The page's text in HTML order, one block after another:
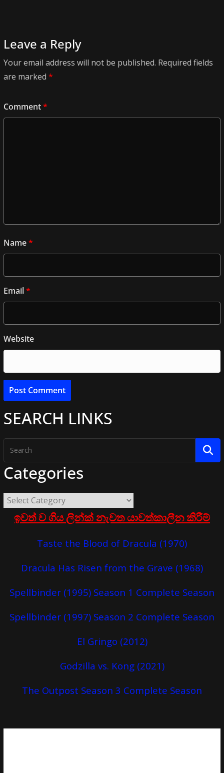
Leave a Reply
Your email address will not be published. Required fields
are marked *
Comment*
Name*
Email*
Website
SEARCH LINKS
Categories
ඉවත් ව ගිය ලින්ක් නැවත යාවත්කාලීන කිරීම්
Taste the Blood of Dracula (1970)
Dracula Has Risen from the Grave (1968)
Spellbinder (1995) Season 1 Complete Season
Spellbinder (1997) Season 2 Complete Season
El Gringo (2012)
Godzilla vs. Kong (2021)
The Outpost Season 3 Complete Season